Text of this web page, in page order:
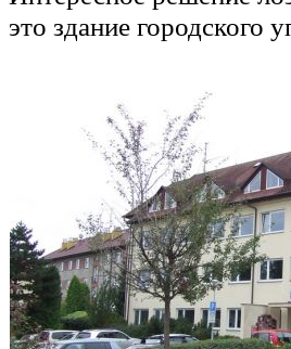
это здание городского